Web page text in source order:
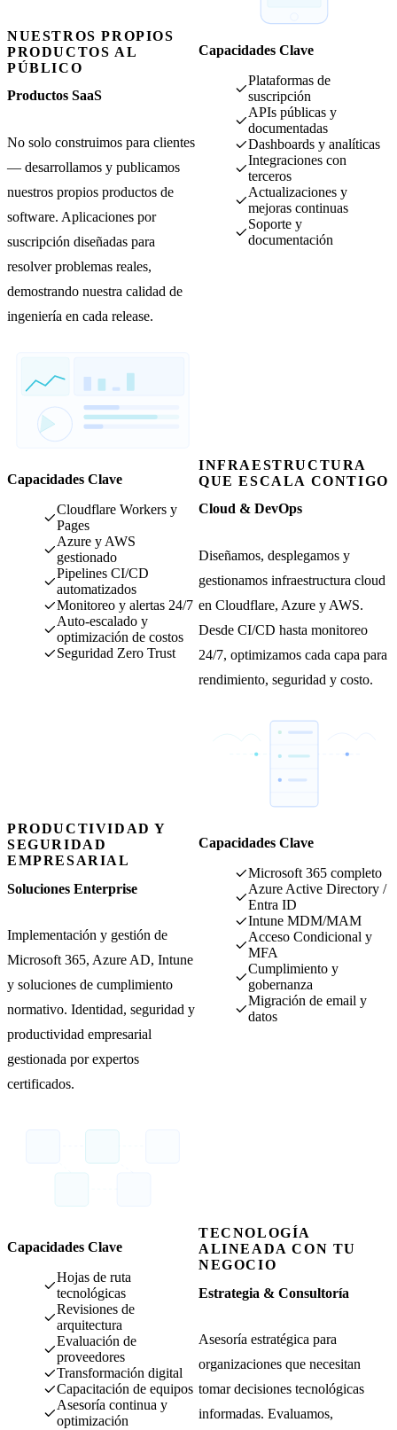
NUESTROS PROPIOS
PRODUCTOS AL
PÚBLICO
Productos SaaS
No solo construimos para clientes
— desarrollamos y publicamos
nuestros propios productos de
software. Aplicaciones por
suscripción diseñadas para
resolver problemas reales,
demostrando nuestra calidad de
ingeniería en cada release.
Capacidades Clave
Plataformas de
suscripción
APIs públicas y
documentadas
Dashboards y analíticas
Integraciones con
terceros
Actualizaciones y
mejoras continuas
Soporte y
documentación
INFRAESTRUCTURA
QUE ESCALA CONTIGO
Cloud & DevOps
Diseñamos, desplegamos y
gestionamos infraestructura cloud
en Cloudflare, Azure y AWS.
Desde CI/CD hasta monitoreo
24/7, optimizamos cada capa para
rendimiento, seguridad y costo.
Capacidades Clave
Cloudflare Workers y
Pages
Azure y AWS
gestionado
Pipelines CI/CD
automatizados
Monitoreo y alertas 24/7
Auto-escalado y
optimización de costos
Seguridad Zero Trust
PRODUCTIVIDAD Y
SEGURIDAD
EMPRESARIAL
Soluciones Enterprise
Implementación y gestión de
Microsoft 365, Azure AD, Intune
y soluciones de cumplimiento
normativo. Identidad, seguridad y
productividad empresarial
gestionada por expertos
certificados.
Capacidades Clave
Microsoft 365 completo
Azure Active Directory /
Entra ID
Intune MDM/MAM
Acceso Condicional y
MFA
Cumplimiento y
gobernanza
Migración de email y
datos
TECNOLOGÍA
ALINEADA CON TU
NEGOCIO
Estrategia & Consultoría
Asesoría estratégica para
organizaciones que necesitan
tomar decisiones tecnológicas
informadas. Evaluamos,
Capacidades Clave
Hojas de ruta
tecnológicas
Revisiones de
arquitectura
Evaluación de
proveedores
Transformación digital
Capacitación de equipos
Asesoría continua y
optimización